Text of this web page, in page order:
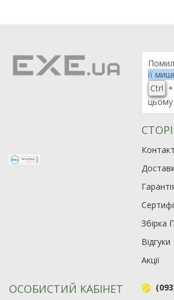
її
Ctrl +
цьому
Збірка
Відгуки
Акції
ОСОБИСТИЙ КАБІНЕТ